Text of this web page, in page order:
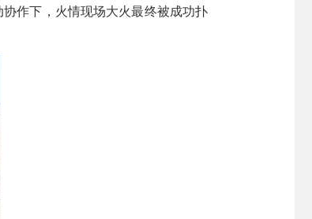
作下，火情现场大火最终被成功扑